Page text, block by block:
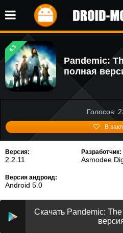
4.3
Pandemic:
полная
Голосов:
В
Версия:
2.2.11
Разработчик:
Asmodee
Версия андроид:
Android 5.0
Скачать Pandemic: